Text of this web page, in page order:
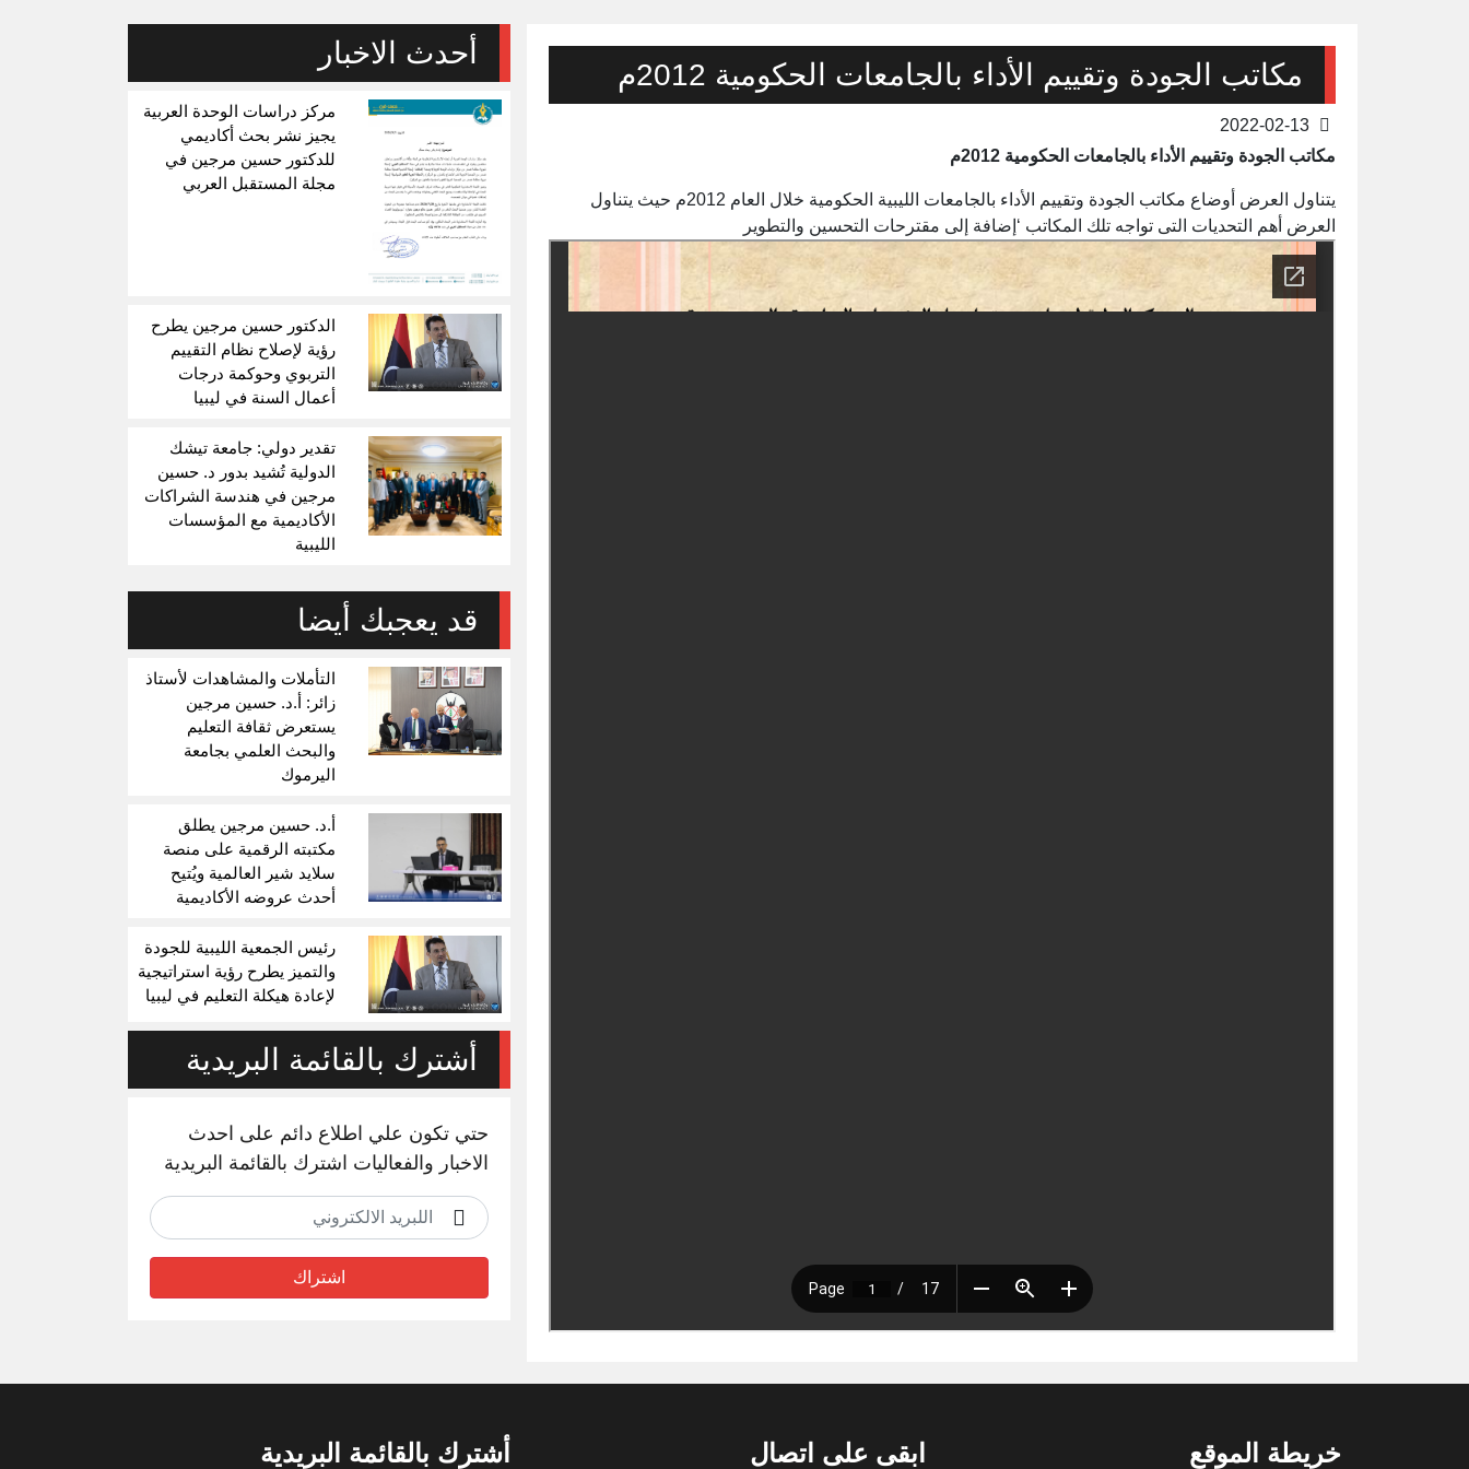
مكاتب الجودة وتقييم الأداء بالجامعات الحكومية 2012م
مكاتب الجودة وتقييم الأداء بالجامعات الحكومية 2012م
يتناول العرض أوضاع مكاتب الجودة وتقييم الأداء بالجامعات الليبية الحكومية خلال العام 2012م حيث يتناول
العرض أهم التحديات التى تواجه تلك المكاتب ‘إضافة إلى مقترحات التحسين والتطوير
أحدث الاخبار
مركز دراسات الوحدة العربية
يجيز نشر بحث أكاديمي
للدكتور حسين مرجين في
مجلة المستقبل العربي
الدكتور حسين مرجين يطرح
رؤية لإصلاح نظام التقييم
التربوي وحوكمة درجات
أعمال السنة في ليبيا
تقدير دولي: جامعة تيشك
الدولية تُشيد بدور د. حسين
مرجين في هندسة الشراكات
الأكاديمية مع المؤسسات
الليبية
قد يعجبك أيضا
التأملات والمشاهدات لأستاذ
زائر: أ.د. حسين مرجين
يستعرض ثقافة التعليم
والبحث العلمي بجامعة
اليرموك
أ.د. حسين مرجين يطلق
مكتبته الرقمية على منصة
سلايد شير العالمية ويُتيح
أحدث عروضه الأكاديمية
رئيس الجمعية الليبية للجودة
والتميز يطرح رؤية استراتيجية
لإعادة هيكلة التعليم في ليبيا
أشترك بالقائمة البريدية
حتي تكون علي اطلاع دائم على احدث
الاخبار والفعاليات اشترك بالقائمة البريدية
اشتراك
خريطة الموقع ابقى على اتصال أشترك بالقائمة البريدية